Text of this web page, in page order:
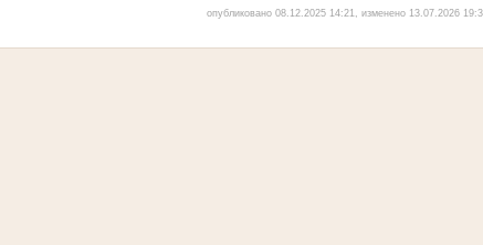
опубликовано 08.12.2025 14:21, изменено 13.07.2026